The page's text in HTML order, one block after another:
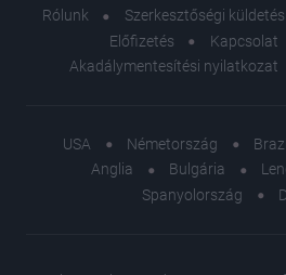
Rólunk
Szerkesztőségi küldetés
Előfizetés
Kapcsolat
Akadálymentesítési nyilatkozat
USA Németország
Anglia
Bulgária
Spanyolország